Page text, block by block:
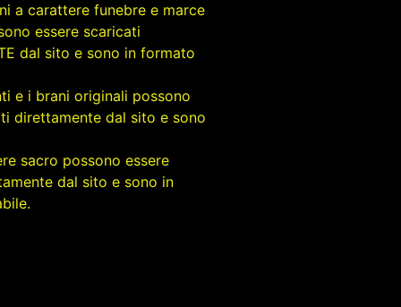
a carattere funebre e marce
essere scaricati
dal sito e sono in formato
e i brani originali possono
direttamente dal sito e sono
sacro possono essere
dal sito e sono in